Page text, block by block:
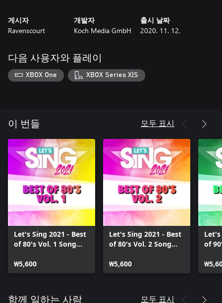
게시자
Ravenscourt
개발자
Koch Media GmbH
출시 날짜
2020. 11. 12.
다음 사용자와 플레이
XBOX One XBOX Series X|S
이 번들 모두 표시
Let's Sing 2021 - Best
of 80's Vol. 1 Song
₩5,600
Let's Sing 2021 - Best
of 80's Vol. 2 Song
₩5,600
Let's
of
함께 일하는 사람 모두 표시